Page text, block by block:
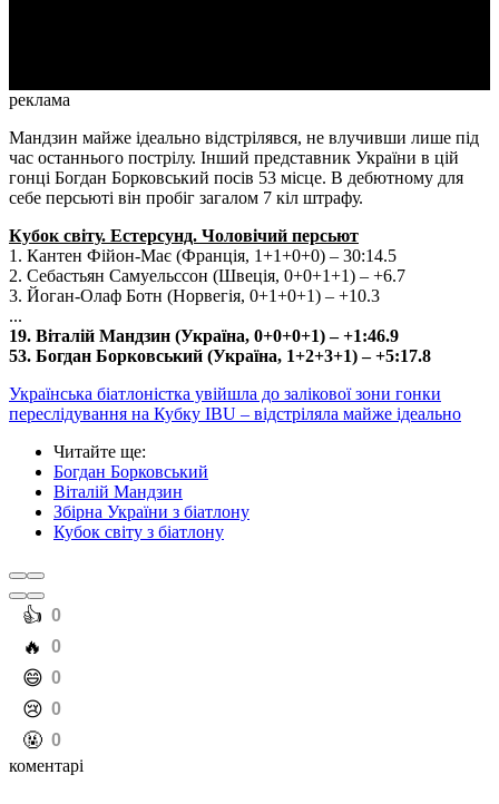
реклама
Мандзин майже ідеально відстрілявся, не влучивши лише під
час останнього пострілу. Інший представник України в цій
гонці Богдан Борковський посів 53 місце. В дебютному для
себе персьюті він пробіг загалом 7 кіл штрафу.
Кубок світу. Естерсунд. Чоловічий персьют
1. Кантен Фійон-Має (Франція, 1+1+0+0) – 30:14.5
2. Себастьян Самуельссон (Швеція, 0+0+1+1) – +6.7
3. Йоган-Олаф Ботн (Норвегія, 0+1+0+1) – +10.3
...
19. Віталій Мандзин (Україна, 0+0+0+1) – +1:46.9
53. Богдан Борковський (Україна, 1+2+3+1) – +5:17.8
Українська біатлоністка увійшла до залікової зони гонки
переслідування на Кубку IBU – відстріляла майже ідеально
Читайте ще:
Богдан Борковський
Віталій Мандзин
Збірна України з біатлону
Кубок світу з біатлону
️👍 0
️🔥 0
️😄 0
️😢 0
️🤬 0
коментарі